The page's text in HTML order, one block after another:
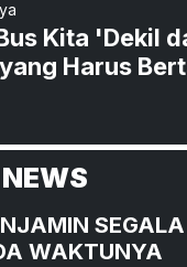
Kita 'Dekil
Harus
SEGALA
WAKTUNYA